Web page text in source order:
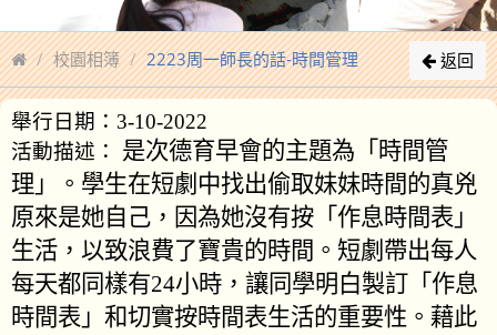
校園相簿 2223周一師長的話-時間管理 返回
舉行日期：3-10-2022
活動描述：
是次德育早會的主題為「時間管
理」。學生在短劇中找出偷取妹妹時間的真兇
原來是她自己，因為她沒有按「作息時間表」
生活，以致浪費了寶貴的時間。短劇帶出每人
每天都同樣有24小時，讓同學明白製訂「作息
時間表」和切實按時間表生活的重要性。藉此